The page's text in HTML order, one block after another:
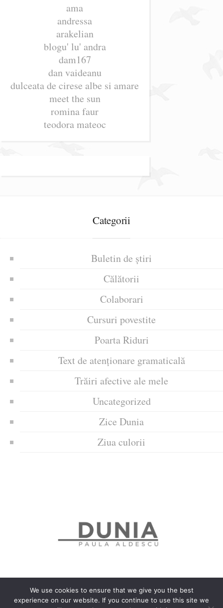
ama
andressa
arakelian
blogu' lu' andra
dam167
dan vaideanu
dulceata de cirese albe si amare
meet the sun
romina faur
teodora mateoc
Categorii
Buletin de știri
Călătorii
Colaborari
Cursuri povestite
Poarta Riduri
Text de atenționare gramaticală
Trăiri afective ale mele
Uncategorized
Zice Dunia
Ziua culorii
We use cookies to ensure that we give you the best
experience on our website. If you continue to use this site we